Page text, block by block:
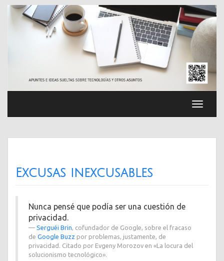
Saltar
contenido
Excusas inexcusables
Nunca pensé que podía ser una cuestión de
privacidad.
Serguéi Brin, cofundador de Google, sobre el fracaso
de Google Buzz por problemas, justamente, de
privacidad. Citado por Evgeny Morozov en «La locura del
solucionismo tecnológico».